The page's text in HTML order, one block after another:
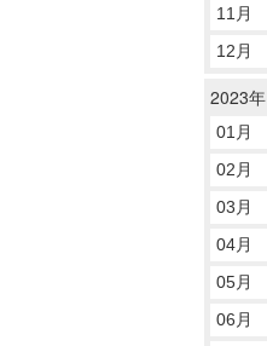
11月
12月
2023年
01月
02月
03月
04月
05月
06月